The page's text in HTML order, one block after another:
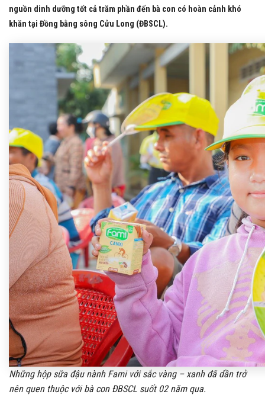
nguồn dinh dưỡng tốt cả trăm phần đến bà con có hoàn cảnh khó
khăn tại Đồng bằng sông Cửu Long (ĐBSCL).
Những hộp sữa đậu nành Fami với sắc vàng – xanh đã dần trở
nên quen thuộc với bà con ĐBSCL suốt 02 năm qua.